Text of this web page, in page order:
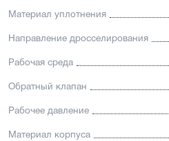
Материал уплотнения
Направление дросселирования
Рабочая среда
Обратный клапан
Рабочее давление
Материал корпуса